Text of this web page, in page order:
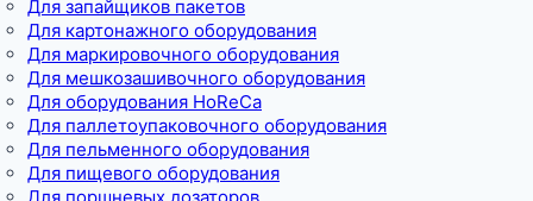
Для запайщиков пакетов
Для картонажного оборудования
Для маркировочного оборудования
Для мешкозашивочного оборудования
Для оборудования HoReCa
Для паллетоупаковочного оборудования
Для пельменного оборудования
Для пищевого оборудования